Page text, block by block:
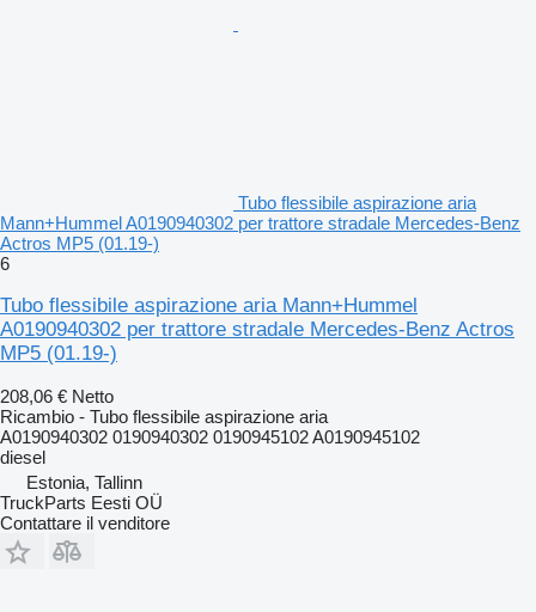
Tubo flessibile aspirazione aria
Mann+Hummel A0190940302 per trattore stradale Mercedes-Benz
Actros MP5 (01.19-)
6
Tubo flessibile aspirazione aria Mann+Hummel
A0190940302 per trattore stradale Mercedes-Benz Actros
MP5 (01.19-)
208,06 € Netto
Ricambio - Tubo flessibile aspirazione aria
A0190940302 0190940302 0190945102 A0190945102
diesel
Estonia, Tallinn
TruckParts Eesti OÜ
Contattare il venditore